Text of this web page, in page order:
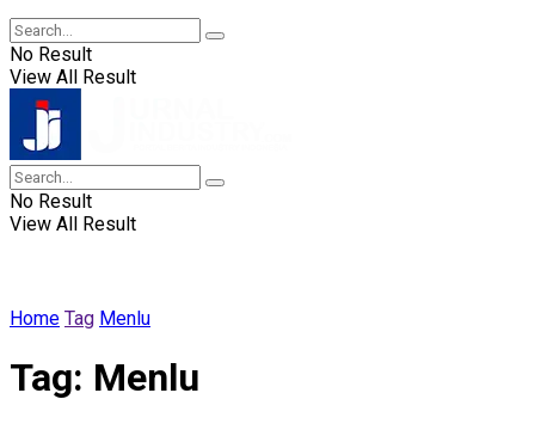
No Result
View All Result
No Result
View All Result
Home Tag Menlu
Tag: Menlu